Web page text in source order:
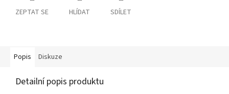
ZEPTAT SE HLÍDAT SDÍLET
Popis Diskuze
Detailní popis produktu